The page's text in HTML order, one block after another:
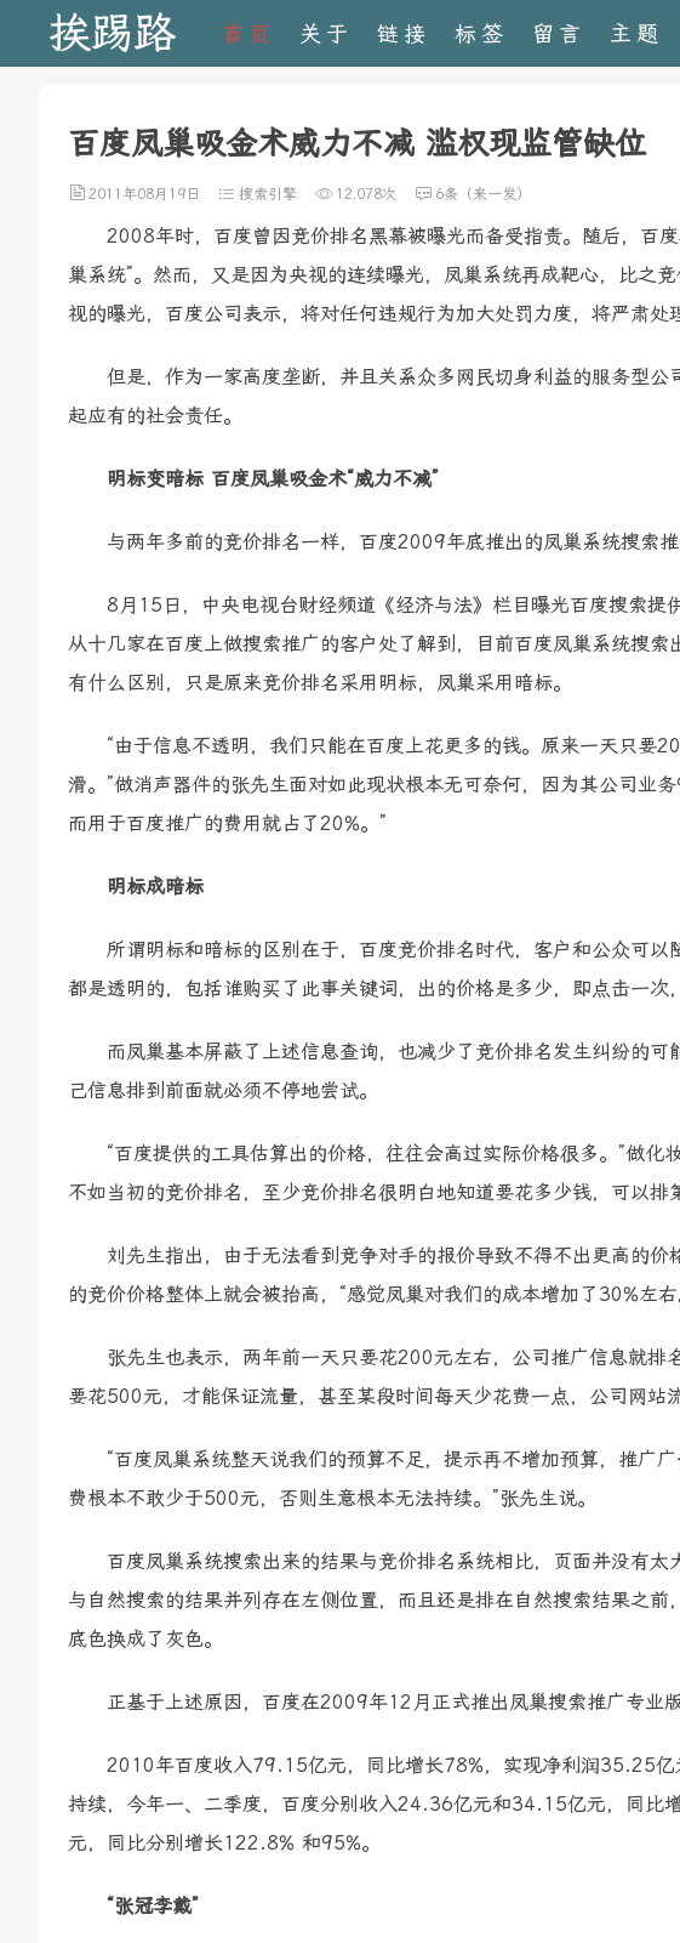
挨踢路 首页 关于 链接 标签 留言 主题
百度凤巢吸金术威力不减 滥权现监管缺位
2011年08月19日 搜索引擎 12,078次 6条（来一发）
2008年时，百度曾因竞价排名黑幕被曝光而备受指责。随后，百度
巢系统”。然而，又是因为央视的连续曝光，凤巢系统再成靶心，比之
视的曝光，百度公司表示，将对任何违规行为加大处罚力度，将严肃处
但是，作为一家高度垄断，并且关系众多网民切身利益的服务型公
起应有的社会责任。
明标变暗标 百度凤巢吸金术“威力不减”
与两年多前的竞价排名一样，百度2009年底推出的凤巢系统搜索推
8月15日，中央电视台财经频道《经济与法》栏目曝光百度搜索提
从十几家在百度上做搜索推广的客户处了解到，目前百度凤巢系统搜
有什么区别，只是原来竞价排名采用明标，凤巢采用暗标。
“由于信息不透明，我们只能在百度上花更多的钱。原来一天只要
滑。”做消声器件的张先生面对如此现状根本无可奈何，因为其公司业
而用于百度推广的费用就占了20%。”
明标成暗标
所谓明标和暗标的区别在于，百度竞价排名时代，客户和公众可以
都是透明的，包括谁购买了此事关键词，出的价格是多少，即点击一次
而凤巢基本屏蔽了上述信息查询，也减少了竞价排名发生纠纷的可
己信息排到前面就必须不停地尝试。
“百度提供的工具估算出的价格，往往会高过实际价格很多。”做化
不如当初的竞价排名，至少竞价排名很明白地知道要花多少钱，可以排
刘先生指出，由于无法看到竞争对手的报价导致不得不出更高的价
的竞价价格整体上就会被抬高，“感觉凤巢对我们的成本增加了30%左右
张先生也表示，两年前一天只要花200元左右，公司推广信息就排
要花500元，才能保证流量，甚至某段时间每天少花费一点，公司网站
“百度凤巢系统整天说我们的预算不足，提示再不增加预算，推广
费根本不敢少于500元，否则生意根本无法持续。”张先生说。
百度凤巢系统搜索出来的结果与竞价排名系统相比，页面并没有太
与自然搜索的结果并列存在左侧位置，而且还是排在自然搜索结果之前
底色换成了灰色。
正基于上述原因，百度在2009年12月正式推出凤巢搜索推广专业版
2010年百度收入79.15亿元，同比增长78%，实现净利润35.25亿
持续，今年一、二季度，百度分别收入24.36亿元和34.15亿元，同
元，同比分别增长122.8% 和95%。
“张冠李戴”